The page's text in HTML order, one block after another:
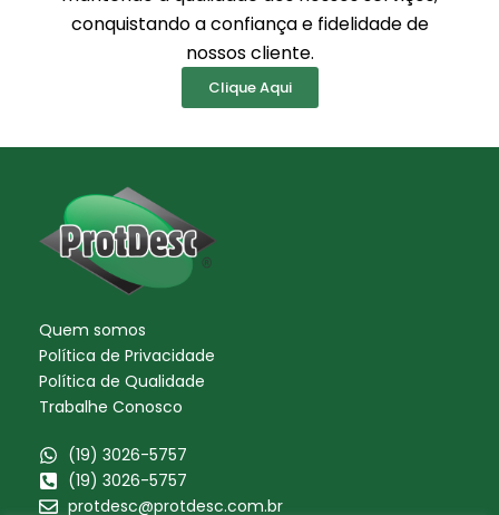
conquistando a confiança e fidelidade de
nossos cliente.
Clique Aqui
Quem somos
Política de Privacidade
Política de Qualidade
Trabalhe Conosco
(19) 3026-5757
(19) 3026-5757
protdesc@protdesc.com.br